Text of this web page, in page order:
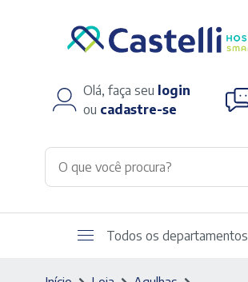
Olá, faça seu login
ou cadastre-se
Todos os departamentos